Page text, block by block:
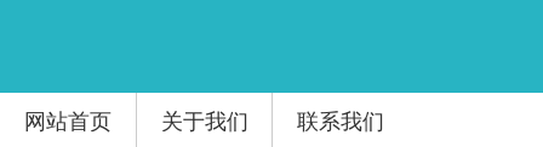
网站首页 关于我们 联系我们